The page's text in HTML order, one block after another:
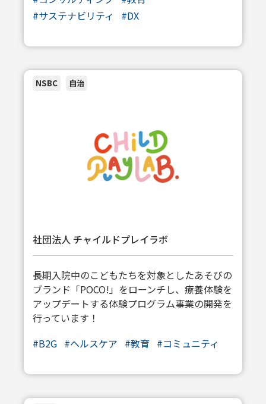
#サステナビリティ
#DX
NSBC 自治
社団法人 チャイルドプレイラボ
長期入院中のこどもたちを対象としたあそびの
ブランド「POCO!」をローンチし、療養体験を
アップデートする体験プログラム事業の開発を
行っています！
#B2G #ヘルスケア #教育 #コミュニティ